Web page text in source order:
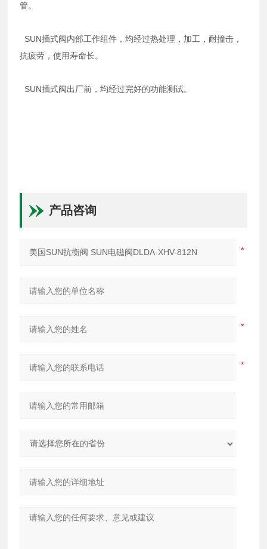
管。
SUN插式阀内部工作组件，均经过热处理，加工，耐撞击，
抗疲劳，使用寿命长。
SUN插式阀出厂前，均经过完好的功能测试。
产品咨询